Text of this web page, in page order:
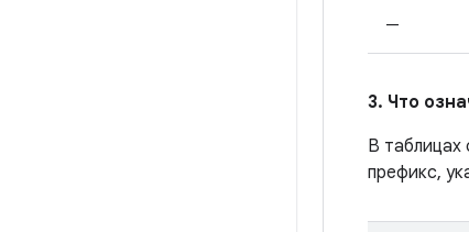
—
3. Что
В таблицах
префикс,